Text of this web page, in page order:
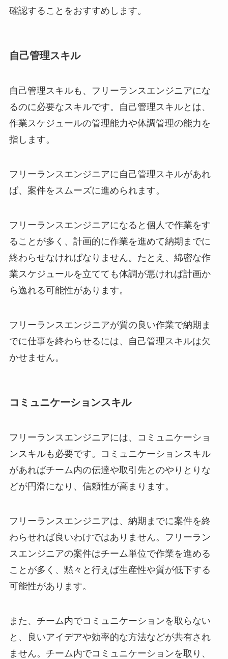
確認することをおすすめします。
自己管理スキル
自己管理スキルも、フリーランスエンジニアにな
るのに必要なスキルです。自己管理スキルとは、
作業スケジュールの管理能力や体調管理の能力を
指します。
フリーランスエンジニアに自己管理スキルがあれ
ば、案件をスムーズに進められます。
フリーランスエンジニアになると個人で作業をす
ることが多く、計画的に作業を進めて納期までに
終わらせなければなりません。たとえ、綿密な作
業スケジュールを立てても体調が悪ければ計画か
ら逸れる可能性があります。
フリーランスエンジニアが質の良い作業で納期ま
でに仕事を終わらせるには、自己管理スキルは欠
かせません。
コミュニケーションスキル
フリーランスエンジニアには、コミュニケーショ
ンスキルも必要です。コミュニケーションスキル
があればチーム内の伝達や取引先とのやりとりな
どが円滑になり、信頼性が高まります。
フリーランスエンジニアは、納期までに案件を終
わらせれば良いわけではありません。フリーラン
スエンジニアの案件はチーム単位で作業を進める
ことが多く、黙々と行えば生産性や質が低下する
可能性があります。
また、チーム内でコミュニケーションを取らない
と、良いアイデアや効率的な方法などが共有され
ません。チーム内でコミュニケーションを取り、